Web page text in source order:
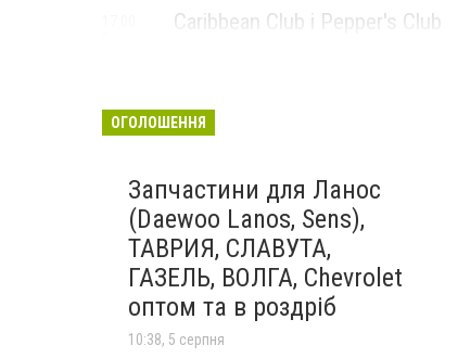
Caribbean Club і Pepper's Club
НОВИНИ КОМПАНІЙ
ОГОЛОШЕННЯ
Запчастини для Ланос
(Daewoo Lanos, Sens),
ТАВРИЯ, СЛАВУТА,
ГАЗЕЛЬ, ВОЛГА, Chevrolet
оптом та в роздріб
10:38, 5 серпня